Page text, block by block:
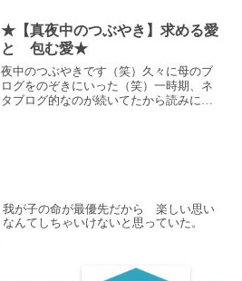
★【真夜中のつぶやき】求める愛
と 包む愛★
夜中のつぶやきです（笑）久々に母のブ
ログをのぞきにいった（笑）一時期、ネ
タブログ的なのが続いてたから読みにい
我が子の命が最優先だから 楽しい思い
なんてしちゃいけないと思っていた。